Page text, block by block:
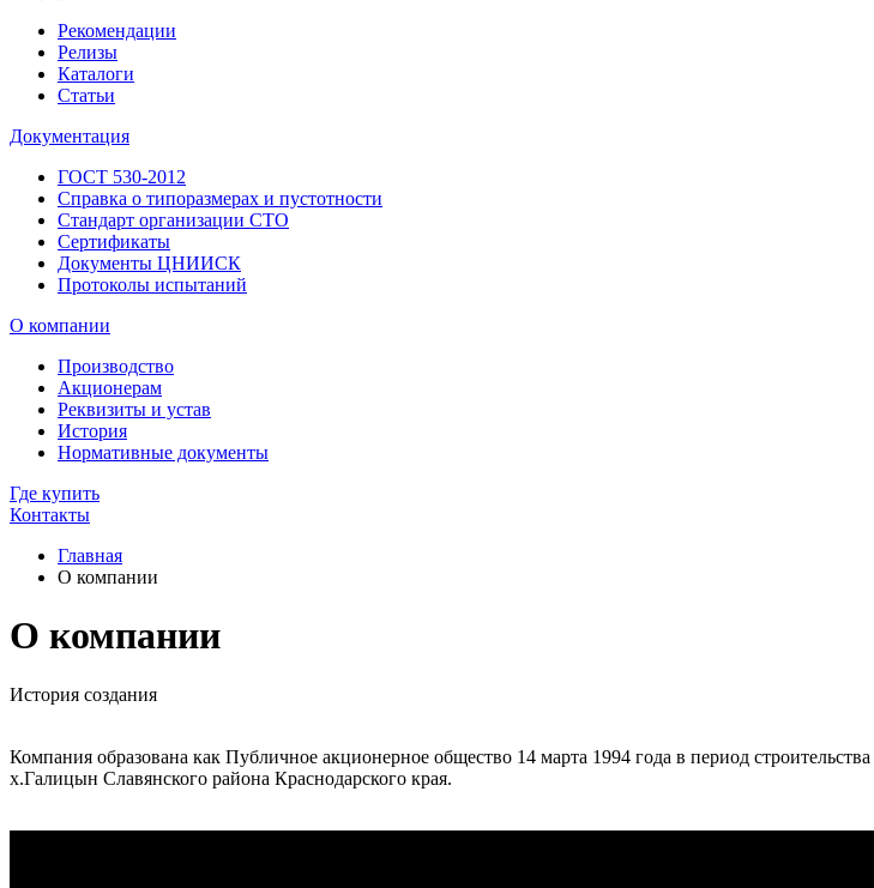
Рекомендации
Релизы
Каталоги
Статьи
Документация
ГОСТ 530-2012
Справка о типоразмерах и пустотности
Стандарт организации СТО
Сертификаты
Документы ЦНИИСК
Протоколы испытаний
О компании
Производство
Акционерам
Реквизиты и устав
История
Нормативные документы
Где купить
Контакты
Главная
О компании
О компании
История создания
Компания образована как Публичное акционерное общество 14 марта 1994 года в период
х.Галицын Славянского района Краснодарского края.